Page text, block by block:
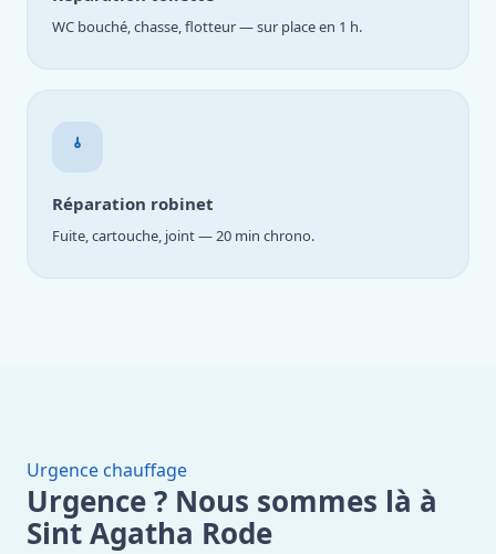
WC bouché, chasse, flotteur — sur place en 1 h.
Réparation robinet
Fuite, cartouche, joint — 20 min chrono.
Urgence chauffage
Urgence ? Nous sommes là à
Sint Agatha Rode